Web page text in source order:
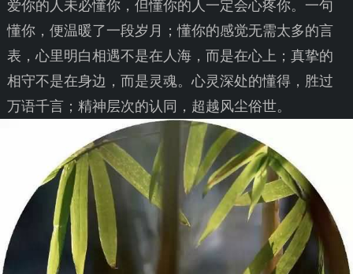
爱你的人未必懂你，但懂你的人一定会心疼你。一句
懂你，便温暖了一段岁月；懂你的感觉无需太多的言
表，心里明白相遇不是在人海，而是在心上；真挚的
相守不是在身边，而是灵魂。心灵深处的懂得，胜过
万语千言；精神层次的认同，超越风尘俗世。